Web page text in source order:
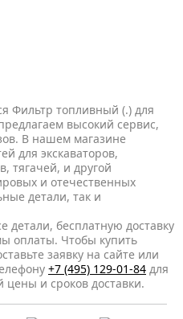
Фильтр топливный (.) для
высокий сервис,
В нашем магазине
для экскаваторов,
тягачей, и другой
и отечественных
детали, так и
бесплатную доставку
оплаты. Чтобы купить
заявку на сайте или
+7 (495) 129-01-84 для
цены и сроков доставки.